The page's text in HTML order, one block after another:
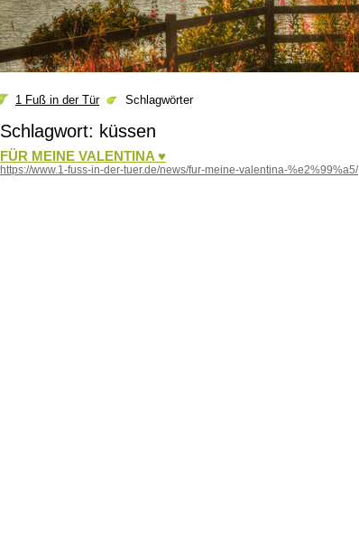
1 Fuß in der Tür Schlagwörter
Schlagwort: küssen
FÜR MEINE VALENTINA ♥
https://www.1-fuss-in-der-tuer.de/news/fur-meine-valentina-%e2%99%a5/